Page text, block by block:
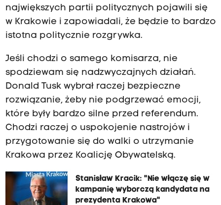
największych partii politycznych pojawili się
w Krakowie i zapowiadali, że będzie to bardzo
istotna politycznie rozgrywka.
Jeśli chodzi o samego komisarza, nie
spodziewam się nadzwyczajnych działań.
Donald Tusk wybrał raczej bezpieczne
rozwiązanie, żeby nie podgrzewać emocji,
które były bardzo silne przed referendum.
Chodzi raczej o uspokojenie nastrojów i
przygotowanie się do walki o utrzymanie
Krakowa przez Koalicję Obywatelską.
Stanisław Kracik: "Nie włączę się w
kampanię wyborczą kandydata na
prezydenta Krakowa"